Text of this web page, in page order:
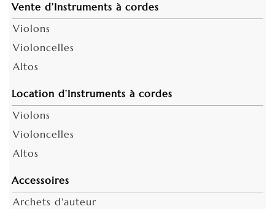
Vente d’Instruments à cordes
Violons
Violoncelles
Altos
Location d’Instruments à cordes
Violons
Violoncelles
Altos
Accessoires
Archets d'auteur